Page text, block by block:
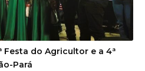
Festa do Agricultor e a 4ª
Pará